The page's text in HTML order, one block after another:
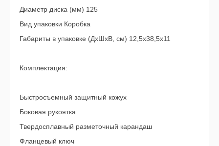
Диаметр диска (мм) 125
Вид упаковки Коробка
Габариты в упаковке (ДхШхВ, см) 12,5x38,5x11
Комплектация:
Быстросъемный защитный кожух
Боковая рукоятка
Твердосплавный разметочный карандаш
Фланцевый ключ